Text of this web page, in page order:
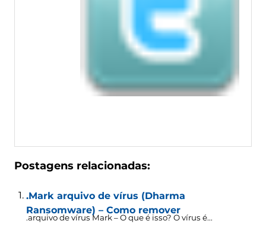
Postagens relacionadas:
.Mark arquivo de vírus (Dharma
Ransomware) – Como remover
.arquivo de vírus Mark – O que é isso? O vírus é...